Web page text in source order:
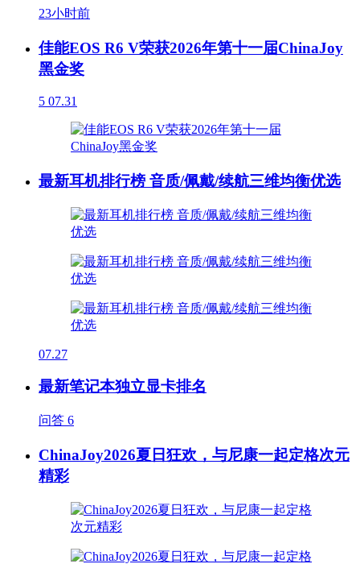
23小时前
佳能EOS R6 V荣获2026年第十一届ChinaJoy
黑金奖
5 07.31
最新耳机排行榜 音质/佩戴/续航三维均衡优选
07.27
最新笔记本独立显卡排名
问答 6
ChinaJoy2026夏日狂欢，与尼康一起定格次元
精彩